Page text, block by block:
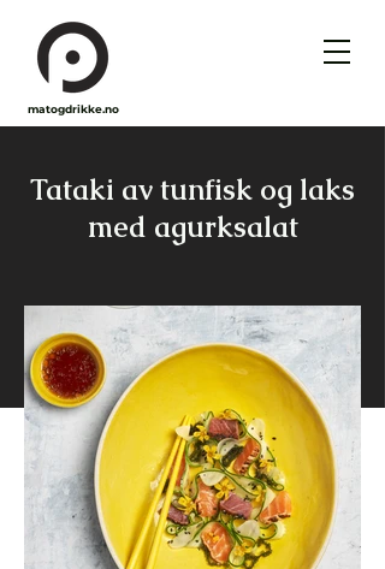
matogdrikke.no
Tataki av tunfisk og laks
med agurksalat